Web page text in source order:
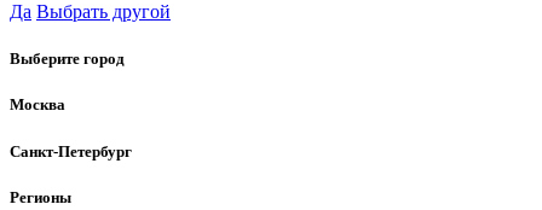
Да Выбрать другой
Выберите город
Москва
Санкт-Петербург
Регионы